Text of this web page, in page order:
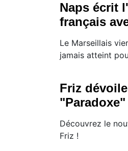
Naps écrit
français
Le Marseillais
jamais atteint
Friz
"Paradoxe"
Découvrez le
Friz !